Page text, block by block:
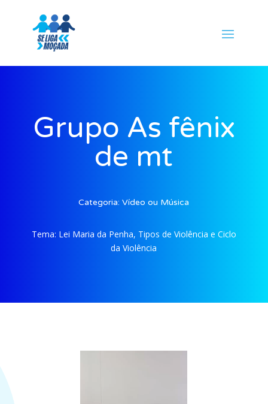
Grupo As fênix
de mt
Categoria:Vídeo ou Música
Tema: Lei Maria da Penha, Tipos de Violência e Ciclo
da Violência